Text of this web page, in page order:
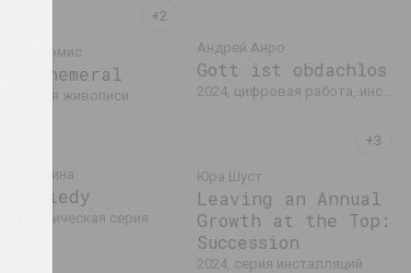
Блюмис
серия живописи
Андрей Анро
Gott ist obdachlos
2024, цифровая работа, инсталляция, видео-инсталляция
Саяпина
графическая серия
Юра Шуст
Leaving an Annual
Growth at the Top:
Succession
2024, серия инсталляций